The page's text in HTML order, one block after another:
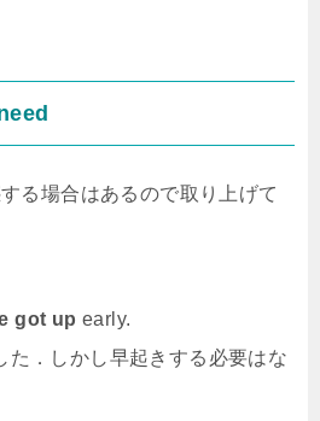
る場合はあるので取り上げて
got up early.
．しかし早起きする必要はな